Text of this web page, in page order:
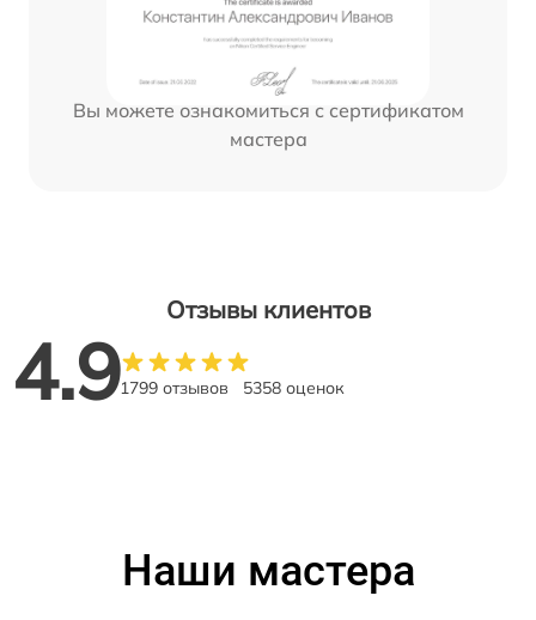
Вы можете ознакомиться с сертификатом
мастера
Отзывы клиентов
4.91799 отзывов 5358 оценок
Наши мастера